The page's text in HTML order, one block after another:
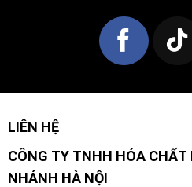
LIÊN HỆ
CÔNG TY TNHH HÓA CHẤT
NHÁNH HÀ NỘI